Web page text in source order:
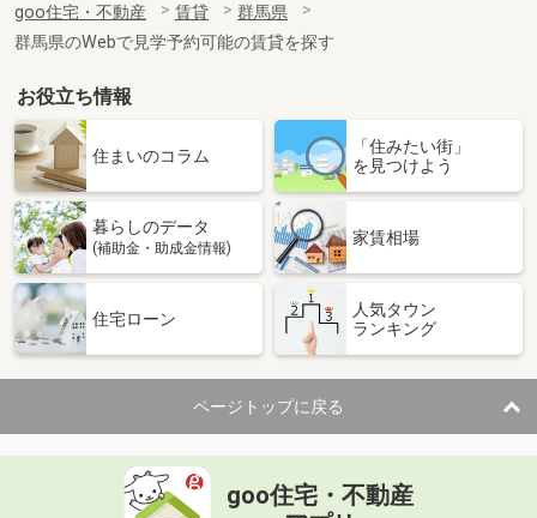
専有面積
22m²
間取り
ワンルーム
群馬県前橋市野中町
価 格
5.70万円
群馬県前橋市野中町
専有面積 58.6m²
間取り
群馬県高崎市福島町
住 所
群馬県高崎市福島町
専有面積 32.9m²
間取り
ワンルーム
群馬県高崎市菅谷町
goo住宅・不動産 賃貸
群馬県
群馬県のWebで見学予約可能の賃貸を探す
お役立ち情報
住まいのコラム
「住みたい街」
を見つけよう
暮らしのデータ
(補助金・助成金情報)
家賃相場
住宅ローン
人気タウン
ランキング
ページトップに戻る
goo住宅・不動産